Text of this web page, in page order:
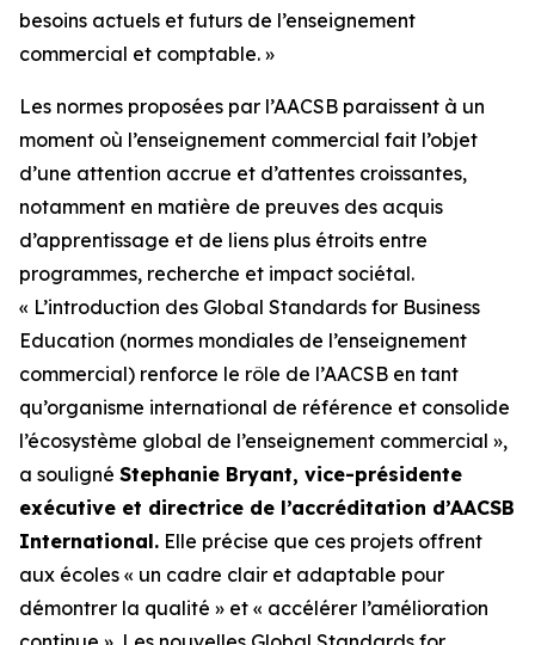
besoins actuels et futurs de l’enseignement
commercial et comptable. »
Les normes proposées par l’AACSB paraissent à un
moment où l’enseignement commercial fait l’objet
d’une attention accrue et d’attentes croissantes,
notamment en matière de preuves des acquis
d’apprentissage et de liens plus étroits entre
programmes, recherche et impact sociétal.
« L’introduction des Global Standards for Business
Education (normes mondiales de l’enseignement
commercial) renforce le rôle de l’AACSB en tant
qu’organisme international de référence et consolide
l’écosystème global de l’enseignement commercial »,
a souligné Stephanie Bryant, vice-présidente
exécutive et directrice de l’accréditation d’AACSB
International. Elle précise que ces projets offrent
aux écoles « un cadre clair et adaptable pour
démontrer la qualité » et « accélérer l’amélioration